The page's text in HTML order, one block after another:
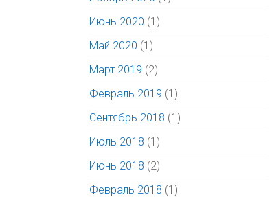
Июнь 2020 (1)
Май 2020 (1)
Март 2019 (2)
Февраль 2019 (1)
Сентябрь 2018 (1)
Июль 2018 (1)
Июнь 2018 (2)
Февраль 2018 (1)